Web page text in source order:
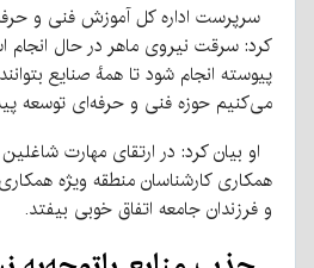
سرپرست اداره کل آموزش فنی و
کرد: سرقت نیروی ماهر در حال انجام
پیوسته انجام شود تا همهٔ صنایع
می‌کنیم حوزه فنی و حرفه‌ای توسعه
او بیان کرد: در ارتقای مهارت
همکاری کارشناسان منطقه ویژه
و فرزندان جامعه اتفاق خوبی بیفتد.